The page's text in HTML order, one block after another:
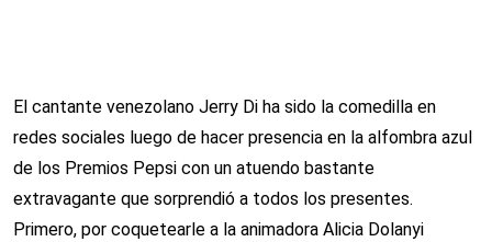
El cantante venezolano Jerry Di ha sido la comedilla en
redes sociales luego de hacer presencia en la alfombra azul
de los Premios Pepsi con un atuendo bastante
extravagante que sorprendió a todos los presentes.
Primero, por coquetearle a la animadora Alicia Dolanyi